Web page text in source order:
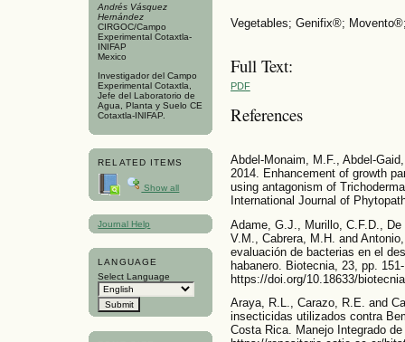
Andrés Vásquez
Hernández
CIRGOC/Campo
Experimental Cotaxtla-
INIFAP
Mexico
Investigador del Campo
Experimental Cotaxtla,
Jefe del Laboratorio de
Agua, Planta y Suelo CE
Cotaxtla-INIFAP.
RELATED ITEMS
Show all
Journal Help
LANGUAGE
Select Language
Vegetables; Genifix®;
Full Text:
PDF
References
Abdel-Monaim, M.F., Abdel-
2014. Enhancement of growth
using antagonism of
International Journal of
Adame, G.J., Murillo, C.F.D.,
V.M., Cabrera, M.H. and
evaluación de bacterias en el
habanero. Biotecnia, 23, pp.
https://doi.org/10.18633/
Araya, R.L., Carazo, R.E. and
insecticidas utilizados contra
Costa Rica. Manejo Integrado